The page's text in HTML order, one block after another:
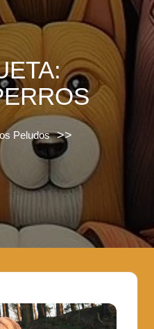
Peludos >>